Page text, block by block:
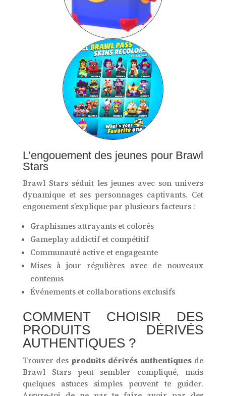
L’engouement des jeunes pour Brawl
Stars
Brawl Stars séduit les jeunes avec son univers
dynamique et ses personnages captivants. Cet
engouement s’explique par plusieurs facteurs :
Graphismes attrayants et colorés
Gameplay addictif et compétitif
Communauté active et engageante
Mises à jour régulières avec de nouveaux
contenus
Événements et collaborations exclusifs
COMMENT CHOISIR DES
PRODUITS DÉRIVÉS
AUTHENTIQUES ?
Trouver desproduits dérivés authentiquesde
Brawl Stars peut sembler compliqué, mais
quelques astuces simples peuvent te guider.